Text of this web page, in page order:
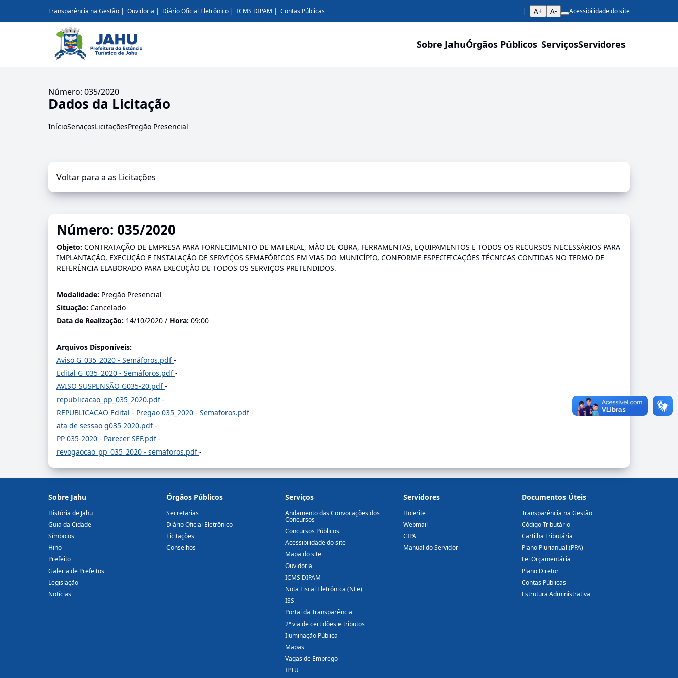
Transparência na Gestão Ouvidoria Diário Oficial Eletrônico ICMS DIPAM Contas Públicas A+ A- Acessibilidade do site
Sobre JahuÓrgãos Públicos ServiçosServidores
Número: 035/2020
Dados da Licitação
InícioServiçosLicitaçõesPregão Presencial
Voltar para a as Licitações
Número: 035/2020
Objeto: CONTRATAÇÃO DE EMPRESA PARA FORNECIMENTO DE MATERIAL, MÃO DE OBRA, FERRAMENTAS, EQUIPAMENTOS E TODOS OS RECURSOS NECESSÁRIOS PARA
IMPLANTAÇÃO, EXECUÇÃO E INSTALAÇÃO DE SERVIÇOS SEMAFÓRICOS EM VIAS DO MUNICÍPIO, CONFORME ESPECIFICAÇÕES TÉCNICAS CONTIDAS NO TERMO DE
REFERÊNCIA ELABORADO PARA EXECUÇÃO DE TODOS OS SERVIÇOS PRETENDIDOS.
Modalidade: Pregão Presencial
Situação: Cancelado
Data de Realização: 14/10/2020 / Hora: 09:00
Arquivos Disponíveis:
Aviso G_035_2020 - Semáforos.pdf-
Edital G_035_2020 - Semáforos.pdf-
AVISO SUSPENSÃO G035-20.pdf-
republicacao_pp_035_2020.pdf-
REPUBLICACAO Edital - Pregao 035_2020 - Semaforos.pdf-
ata de sessao g035 2020.pdf-
PP 035-2020 - Parecer SEF.pdf-
revogaocao_pp_035_2020 - semaforos.pdf-
Sobre Jahu
História de Jahu
Guia da Cidade
Símbolos
Hino
Prefeito
Galeria de Prefeitos
Legislação
Notícias
Órgãos Públicos
Secretarias
Diário Oficial Eletrônico
Licitações
Conselhos
Serviços
Andamento das Convocações dos
Concursos
Concursos Públicos
Acessibilidade do site
Mapa do site
Ouvidoria
ICMS DIPAM
Nota Fiscal Eletrônica (NFe)
ISS
Portal da Transparência
2ª via de certidões e tributos
Iluminação Pública
Mapas
Vagas de Emprego
IPTU
Servidores
Holerite
Webmail
CIPA
Manual do Servidor
Documentos Úteis
Transparência na Gestão
Código Tributário
Cartilha Tributária
Plano Plurianual (PPA)
Lei Orçamentária
Plano Diretor
Contas Públicas
Estrutura Administrativa